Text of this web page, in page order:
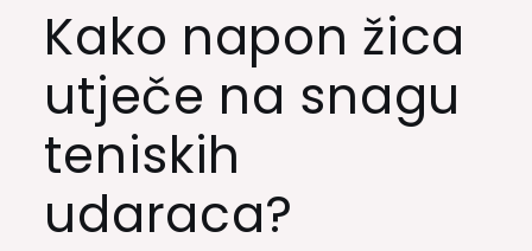
Kako napon žica
utječe na snagu
teniskih
udaraca?